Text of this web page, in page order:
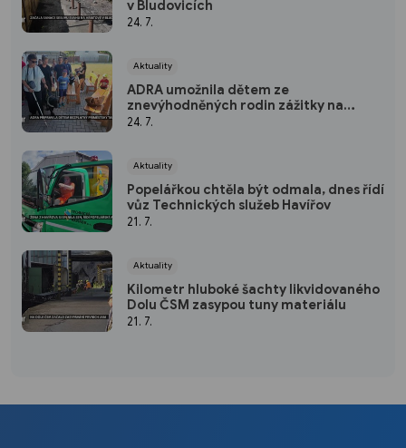
v Bludovicích
24. 7.
Aktuality
ADRA umožnila dětem ze
znevýhodněných rodin zážitky na
táboře
24. 7.
Aktuality
Popelářkou chtěla být odmala, dnes řídí
vůz Technických služeb Havířov
21. 7.
Aktuality
Kilometr hluboké šachty likvidovaného
Dolu ČSM zasypou tuny materiálu
21. 7.